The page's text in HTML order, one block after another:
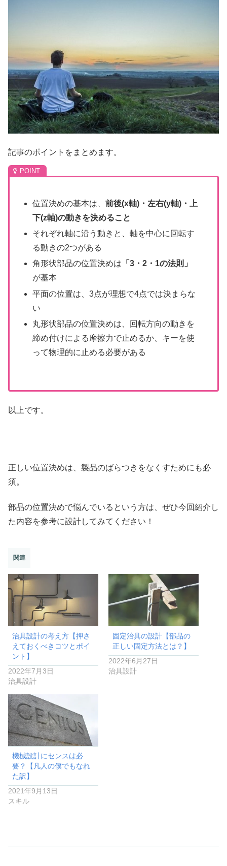
記事のポイントをまとめます。
位置決めの基本は、前後(x軸)・左右(y軸)・上
下(z軸)の動きを決めること
それぞれ軸に沿う動きと、軸を中心に回転す
る動きの2つがある
角形状部品の位置決めは 「3・2・1の法則」
が基本
平面の位置は、3点が理想で4点では決まらな
い
丸形状部品の位置決めは、回転方向の動きを
締め付けによる摩擦力で止めるか、キーを使
って物理的に止める必要がある
以上です。
正しい位置決めは、製品のばらつきをなくすためにも必
須。
部品の位置決めで悩んでいるという方は、ぜひ今回紹介し
た内容を参考に設計してみてください！
関連
治具設計の考え方【押さ
えておくべきコツとポイ
ント】
2022年7月3日
治具設計
固定治具の設計【部品の
正しい固定方法とは？】
2022年6月27日
治具設計
機械設計にセンスは必
要？【凡人の僕でもなれ
た訳】
2021年9月13日
スキル